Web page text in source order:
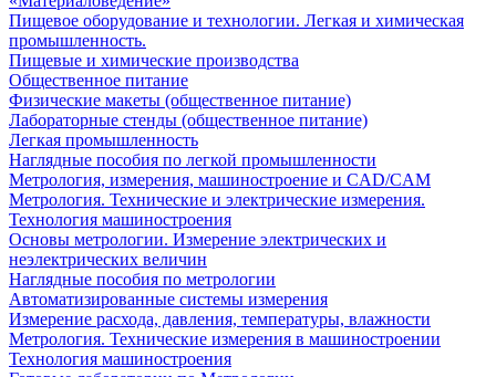
Пищевое оборудование и технологии. Легкая и химическая
промышленность.
Пищевые и химические производства
Общественное питание
Физические макеты (общественное питание)
Лабораторные стенды (общественное питание)
Легкая промышленность
Наглядные пособия по легкой промышленности
Метрология, измерения, машиностроение и CAD/CAM
Метрология. Технические и электрические измерения.
Технология машиностроения
Основы метрологии. Измерение электрических и
неэлектрических величин
Наглядные пособия по метрологии
Автоматизированные системы измерения
Измерение расхода, давления, температуры, влажности
Метрология. Технические измерения в машиностроении
Технология машиностроения